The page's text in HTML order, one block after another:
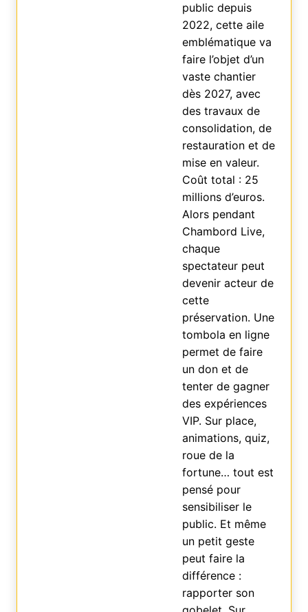
public depuis
2022, cette aile
emblématique va
faire l’objet d’un
vaste chantier
dès 2027, avec
des travaux de
consolidation, de
restauration et de
mise en valeur.
Coût total : 25
millions d’euros.
Alors pendant
Chambord Live,
chaque
spectateur peut
devenir acteur de
cette
préservation. Une
tombola en ligne
permet de faire
un don et de
tenter de gagner
des expériences
VIP. Sur place,
animations, quiz,
roue de la
fortune… tout est
pensé pour
sensibiliser le
public. Et même
un petit geste
peut faire la
différence :
rapporter son